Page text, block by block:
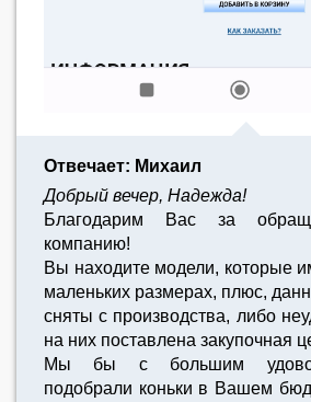
Отвечает: Михаил
Добрый вечер, Надежда!
Благодарим Вас за
компанию!
Вы находите модели, которые
маленьких размерах, плюс,
сняты с производства, либо
на них поставлена закупочная
Мы бы с большим
подобрали коньки в Вашем